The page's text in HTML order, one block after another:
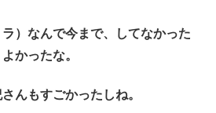
ラ）なんで今まで、してなかった
かったな。
んもすごかったしね。